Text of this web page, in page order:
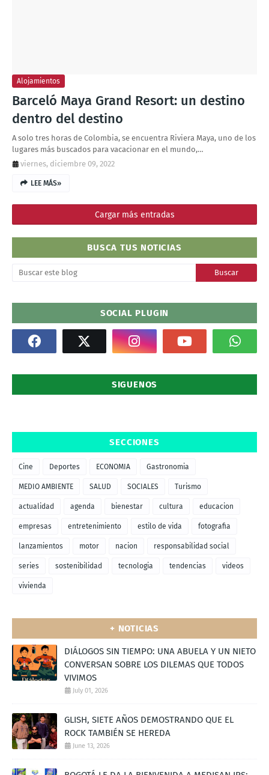
Alojamientos
Barceló Maya Grand Resort: un destino
dentro del destino
A solo tres horas de Colombia, se encuentra Riviera Maya, uno de los
lugares más buscados para vacacionar en el mundo,…
viernes, diciembre 09, 2022
LEE MÁS»
Cargar más entradas
BUSCA TUS NOTICIAS
SOCIAL PLUGIN
SIGUENOS
SECCIONES
Cine Deportes ECONOMIA Gastronomia
MEDIO AMBIENTE SALUD SOCIALES Turismo
actualidad agenda bienestar cultura educacion
empresas entretenimiento estilo de vida fotografia
lanzamientos motor nacion responsabilidad social
series sostenibilidad tecnologia tendencias videos
vivienda
+ NOTICIAS
DIÁLOGOS SIN TIEMPO: UNA ABUELA Y UN NIETO
CONVERSAN SOBRE LOS DILEMAS QUE TODOS
VIVIMOS
July 01, 2026
GLISH, SIETE AÑOS DEMOSTRANDO QUE EL
ROCK TAMBIÉN SE HEREDA
June 13, 2026